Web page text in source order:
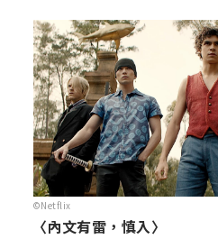
©Netflix
〈內文有雷，慎入〉